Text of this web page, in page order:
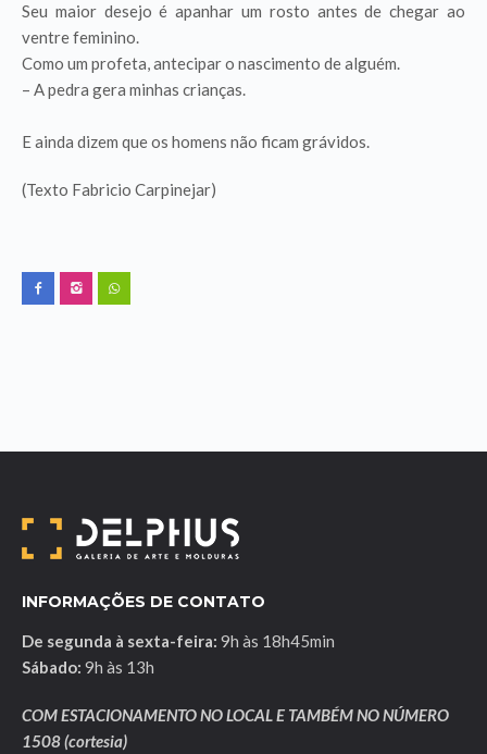
Seu maior desejo é apanhar um rosto antes de chegar ao
ventre feminino.
Como um profeta, antecipar o nascimento de alguém.
– A pedra gera minhas crianças.
E ainda dizem que os homens não ficam grávidos.
(Texto Fabricio Carpinejar)
INFORMAÇÕES DE CONTATO
De segunda à sexta-feira: 9h às 18h45min
Sábado: 9h às 13h
COM ESTACIONAMENTO NO LOCAL E TAMBÉM NO NÚMERO
1508 (cortesia)